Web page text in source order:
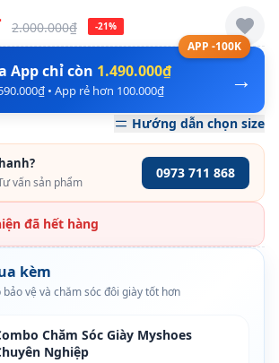
2.000.000₫ -21%
APP -100K
→
App chỉ còn 1.490.000₫
• App rẻ hơn 100.000₫
Hướng dẫn chọn size
vấn sản phẩm
0973 711 868
đã hết hàng
kèm
vệ và chăm sóc đôi giày tốt hơn
Chăm Sóc Giày Myshoes
Nghiệp